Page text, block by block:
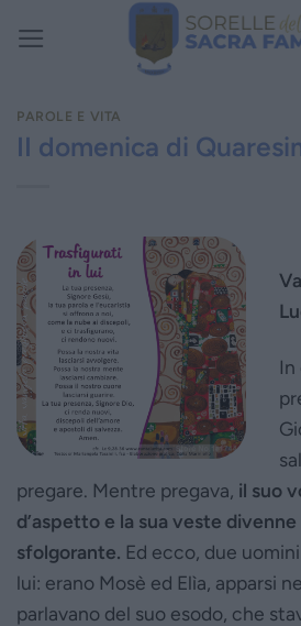
PAROLE E VITA
II domenica di
In
pregare. Mentre pregava, il suo
d’aspetto e la sua veste
sfolgorante. Ed ecco, due
lui: erano Mosè ed Elìa, apparsi
parlavano del suo esodo, che